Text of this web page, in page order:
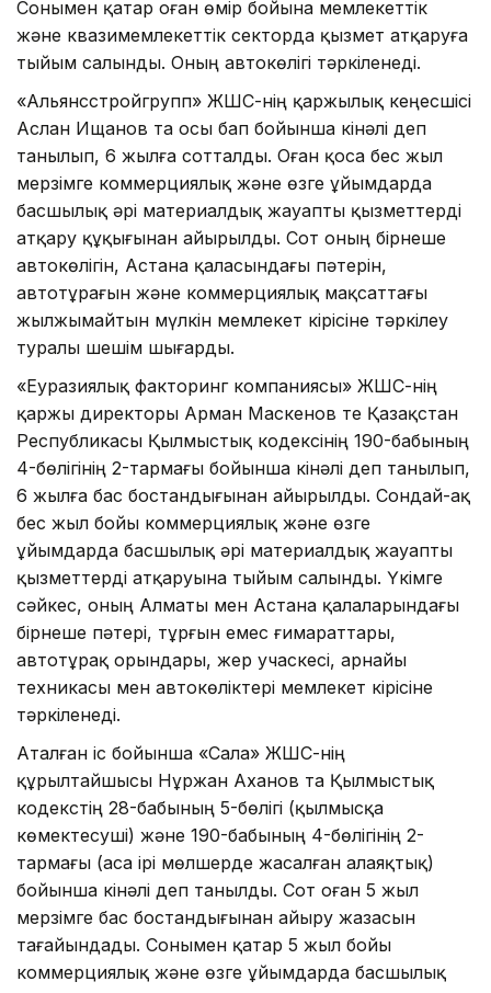
Сонымен қатар оған өмір бойына мемлекеттік
және квазимемлекеттік секторда қызмет атқаруға
тыйым салынды. Оның автокөлігі тәркіленеді.
«Альянсстройгрупп» ЖШС-нің қаржылық кеңесшісі
Аслан Ищанов та осы бап бойынша кінәлі деп
танылып, 6 жылға сотталды. Оған қоса бес жыл
мерзімге коммерциялық және өзге ұйымдарда
басшылық әрі материалдық жауапты қызметтерді
атқару құқығынан айырылды. Сот оның бірнеше
автокөлігін, Астана қаласындағы пәтерін,
автотұрағын және коммерциялық мақсаттағы
жылжымайтын мүлкін мемлекет кірісіне тәркілеу
туралы шешім шығарды.
«Еуразиялық факторинг компаниясы» ЖШС-нің
қаржы директоры Арман Маскенов те Қазақстан
Республикасы Қылмыстық кодексінің 190-бабының
4-бөлігінің 2-тармағы бойынша кінәлі деп танылып,
6 жылға бас бостандығынан айырылды. Сондай-ақ
бес жыл бойы коммерциялық және өзге
ұйымдарда басшылық әрі материалдық жауапты
қызметтерді атқаруына тыйым салынды. Үкімге
сәйкес, оның Алматы мен Астана қалаларындағы
бірнеше пәтері, тұрғын емес ғимараттары,
автотұрақ орындары, жер учаскесі, арнайы
техникасы мен автокөліктері мемлекет кірісіне
тәркіленеді.
Аталған іс бойынша «Сала» ЖШС-нің
құрылтайшысы Нұржан Аханов та Қылмыстық
кодекстің 28-бабының 5-бөлігі (қылмысқа
көмектесуші) және 190-бабының 4-бөлігінің 2-
тармағы (аса ірі мөлшерде жасалған алаяқтық)
бойынша кінәлі деп танылды. Сот оған 5 жыл
мерзімге бас бостандығынан айыру жазасын
тағайындады. Сонымен қатар 5 жыл бойы
коммерциялық және өзге ұйымдарда басшылық